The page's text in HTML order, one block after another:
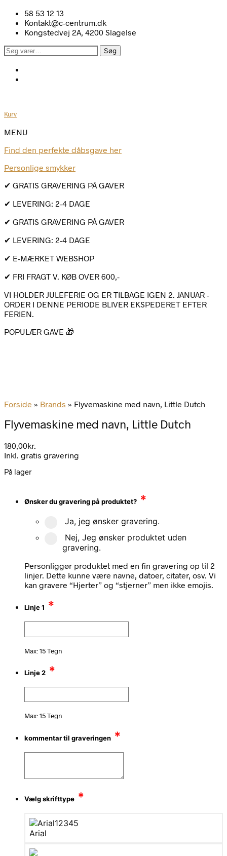
58 53 12 13
Kontakt@c-centrum.dk
Kongstedvej 2A, 4200 Slagelse
Søg
Søg
Kurv
MENU
Find den perfekte dåbsgave her
Personlige smykker
✔ GRATIS GRAVERING PÅ GAVER
✔ LEVERING: 2-4 DAGE
✔ GRATIS GRAVERING PÅ GAVER
✔ LEVERING: 2-4 DAGE
✔ E-MÆRKET WEBSHOP
✔ FRI FRAGT V. KØB OVER 600,-
VI HOLDER JULEFERIE OG ER TILBAGE IGEN 2. JANUAR -
ORDER I DENNE PERIODE BLIVER EKSPEDERET EFTER
FERIEN.
POPULÆR GAVE 🎁
Forside » Brands » Flyvemaskine med navn, Little Dutch
Flyvemaskine med navn, Little Dutch
180,00kr.
Inkl. gratis gravering
På lager
Ønsker du gravering på produktet? *
Ja, jeg ønsker gravering.
Nej, Jeg ønsker produktet uden
gravering.
Personliggør produktet med en fin gravering op til 2
linjer. Dette kunne være navne, datoer, citater, osv. Vi
kan gravere “Hjerter” og “stjerner” men ikke emojis.
Linje 1 *
Max: 15 Tegn
Linje 2 *
Max: 15 Tegn
kommentar til graveringen *
Vælg skrifttype *
Arial